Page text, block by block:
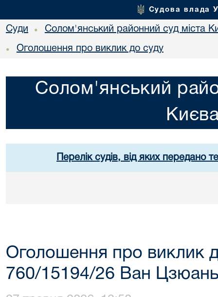
Судова влада
Суди • Солом'янський районний суд міста
• Оголошення про виклик до суду
Солом'янський
Перелік судів, від яких передано
Оголошення про виклик
760/15194/26 Ван